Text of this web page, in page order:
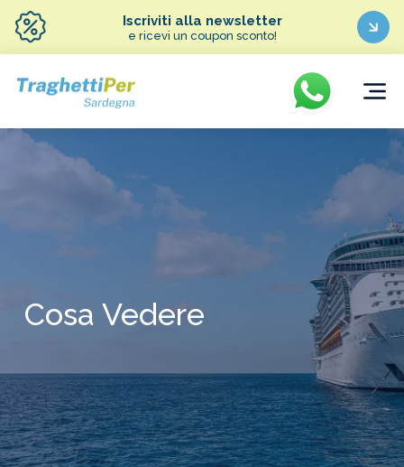
Iscriviti alla newsletter
e ricevi un coupon sconto!
Cosa Vedere